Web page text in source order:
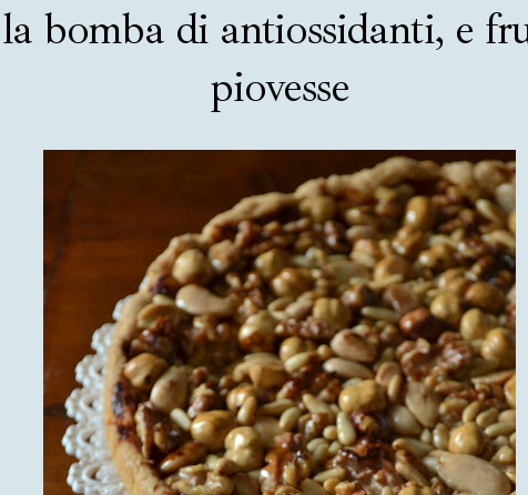
bomba di antiossidanti, e
piovesse